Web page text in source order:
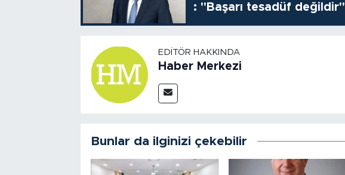
: "Başarı tesadüf değildir"
EDITÖR HAKKINDA
Haber Merkezi
Bunlar da ilginizi çekebilir